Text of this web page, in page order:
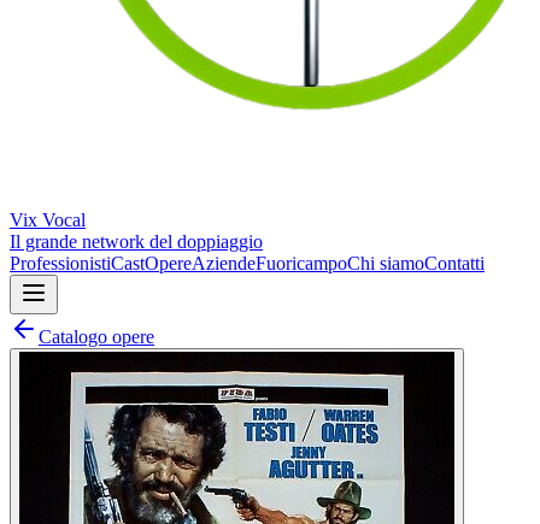
Vix Vocal
Il grande network del doppiaggio
ProfessionistiCastOpereAziendeFuoricampoChi siamoContatti
Catalogo opere